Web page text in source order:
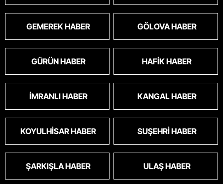
GEMEREK HABER GÖLOVA HABER
GÜRÜN HABER HAFIK HABER
İMRANLI HABER KANGAL HABER
KOYULHISAR HABER SUŞEHRI HABER
ŞARKIŞLA HABER ULAŞ HABER